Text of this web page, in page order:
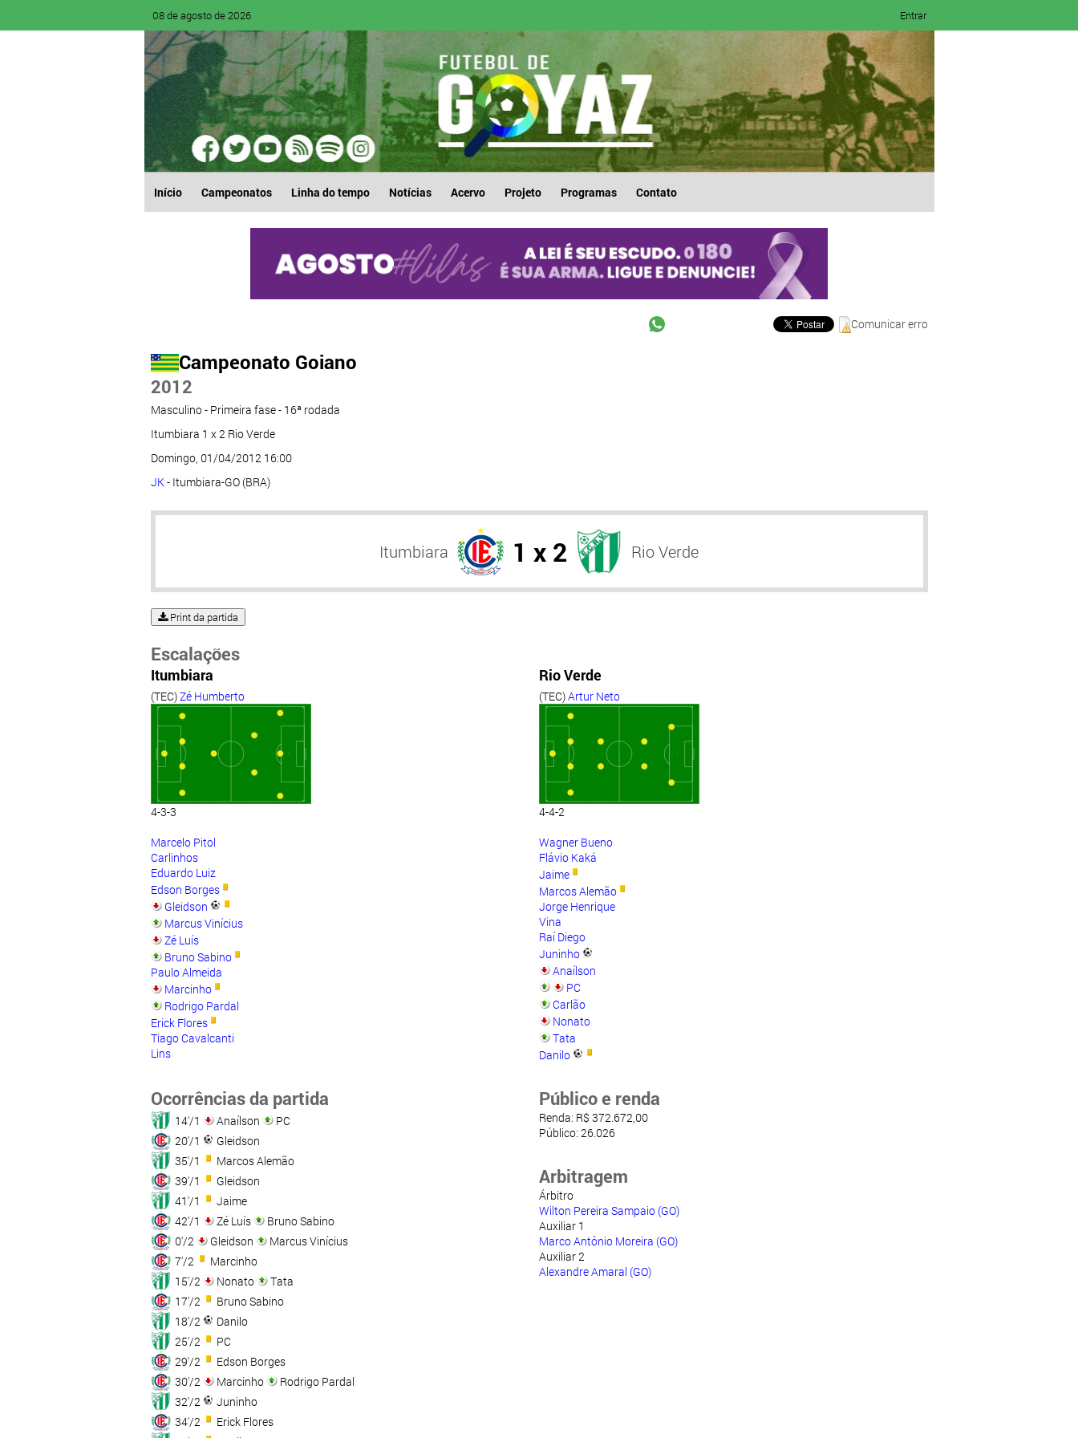
08 de agosto de 2026 Entrar
Início Campeonatos Linha do tempo Notícias Acervo Projeto Programas Contato
Comunicar erro
Campeonato Goiano
2012
Masculino - Primeira fase - 16ª rodada
Itumbiara 1 x 2 Rio Verde
Domingo, 01/04/2012 16:00
JK- Itumbiara-GO (BRA)
Itumbiara 1 x 2 Rio Verde
Print da partida
Escalações
Itumbiara
(TEC)Zé Humberto
4-3-3
Marcelo Pitol
Carlinhos
Eduardo Luiz
Edson Borges
Gleidson
Marcus Vinícius
Zé Luís
Bruno Sabino
Paulo Almeida
Marcinho
Rodrigo Pardal
Erick Flores
Tiago Cavalcanti
Lins
Rio Verde
(TEC)Artur Neto
4-4-2
Wagner Bueno
Flávio Kaká
Jaime
Marcos Alemão
Jorge Henrique
Vina
Raí Diego
Juninho
Anaílson
PC
Carlão
Nonato
Tata
Danilo
Ocorrências da partida
14'/1 Anaílson
PC
20'/1
Gleidson
35'/1
Marcos Alemão
39'/1
Gleidson
41'/1
Jaime
42'/1
Zé Luís
Bruno Sabino
0'/2
Gleidson
Marcus Vinícius
7'/2
Marcinho
15'/2
Nonato
Tata
17'/2
Bruno Sabino
18'/2
Danilo
25'/2
PC
29'/2
Edson Borges
30'/2
Marcinho
Rodrigo Pardal
32'/2
Juninho
34'/2
Erick Flores
Público e renda
Renda: R$ 372.672,00
Público: 26.026
Arbitragem
Árbitro
Wilton Pereira Sampaio (GO)
Auxiliar 1
Marco Antônio Moreira (GO)
Auxiliar 2
Alexandre Amaral (GO)